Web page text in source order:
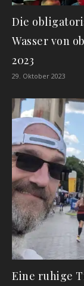
Die
Wasser von
2023
29. Oktober 2023
Eine ruhige